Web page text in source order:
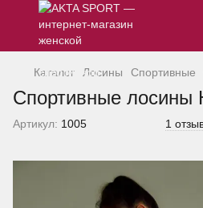
Каталог Лосины Спортивные
Спортивные лосины
Артикул: 1005 1